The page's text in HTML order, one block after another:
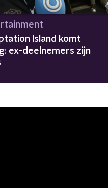
Island komt
ex-deelnemers zijn